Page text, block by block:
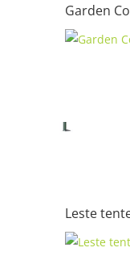
Garden
Leste